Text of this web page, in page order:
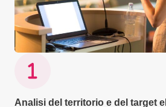
Analisi del territorio e del target